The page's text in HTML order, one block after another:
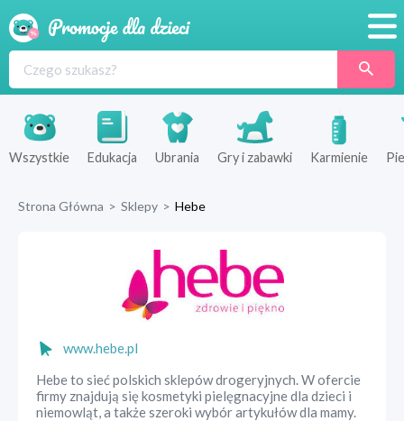
Produkty
Sklepy
Wszystkie Edukacja Ubrania Gry i zabawki Karmienie
Strona Główna > Sklepy > Hebe
www.hebe.pl
Hebe to sieć polskich sklepów drogeryjnych. W ofercie
firmy znajdują się kosmetyki pielęgnacyjne dla dzieci i
niemowląt, a także szeroki wybór artykułów dla mamy.